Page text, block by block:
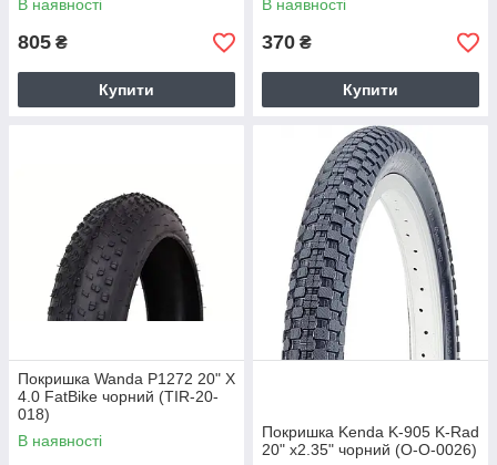
В наявності
805 ₴
Купити
В наявності
370 ₴
Купити
Покришка Wanda P1272 20" X
4.0 FatBike чорний (TIR-20-
018)
В наявності
Покришка Kenda K-905 K-Rad
20" x2.35" чорний (O-O-0026)